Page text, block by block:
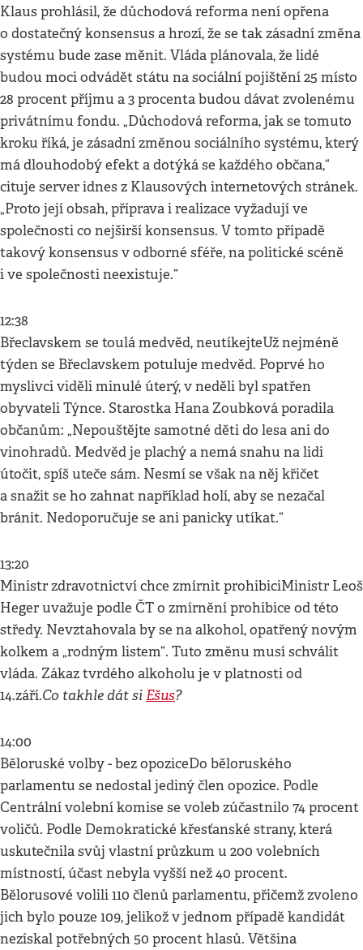
Klaus prohlásil, že důchodová reforma není opřena
o dostatečný konsensus a hrozí, že se tak zásadní změna
systému bude zase měnit. Vláda plánovala, že lidé
budou moci odvádět státu na sociální pojištění 25 místo
28 procent příjmu a 3 procenta budou dávat zvolenému
privátnímu fondu. „Důchodová reforma, jak se tomuto
kroku říká, je zásadní změnou sociálního systému, který
má dlouhodobý efekt a dotýká se každého občana,“
cituje server idnes z Klausových internetových stránek.
„Proto její obsah, příprava i realizace vyžadují ve
společnosti co nejširší konsensus. V tomto případě
takový konsensus v odborné sféře, na politické scéně
i ve společnosti neexistuje.“
12:38
Břeclavskem se toulá medvěd, neutíkejteUž nejméně
týden se Břeclavskem potuluje medvěd. Poprvé ho
myslivci viděli minulé úterý, v neděli byl spatřen
obyvateli Týnce. Starostka Hana Zoubková poradila
občanům: „Nepouštějte samotné děti do lesa ani do
vinohradů. Medvěd je plachý a nemá snahu na lidi
útočit, spíš uteče sám. Nesmí se však na něj křičet
a snažit se ho zahnat například holí, aby se nezačal
bránit. Nedoporučuje se ani panicky utíkat.“
13:20
Ministr zdravotnictví chce zmírnit prohibiciMinistr Leoš
Heger uvažuje podle ČT o zmírnění prohibice od této
středy. Nevztahovala by se na alkohol, opatřený novým
kolkem a „rodným listem“. Tuto změnu musí schválit
vláda. Zákaz tvrdého alkoholu je v platnosti od
14.září.Co takhle dát siEšus?
14:00
Běloruské volby - bez opoziceDo běloruského
parlamentu se nedostal jediný člen opozice. Podle
Centrální volební komise se voleb zúčastnilo 74 procent
voličů. Podle Demokratické křesťanské strany, která
uskutečnila svůj vlastní průzkum u 200 volebních
místností, účast nebyla vyšší než 40 procent.
Bělorusové volili 110 členů parlamentu, přičemž zvoleno
jich bylo pouze 109, jelikož v jednom případě kandidát
nezískal potřebných 50 procent hlasů. Většina